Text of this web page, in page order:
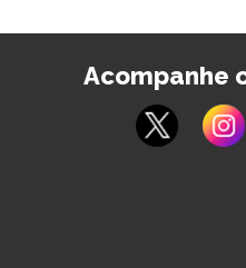
Acompanhe o